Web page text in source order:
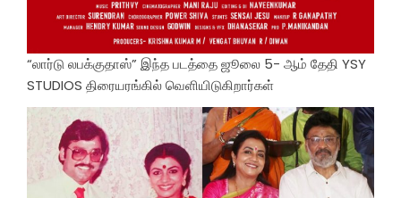
“லார்டு லபக்குதாஸ்” இந்த படத்தை ஜூலை 5- ஆம் தேதி YSY
STUDIOS திரையரங்கில் வெளியிடுகிறார்கள்